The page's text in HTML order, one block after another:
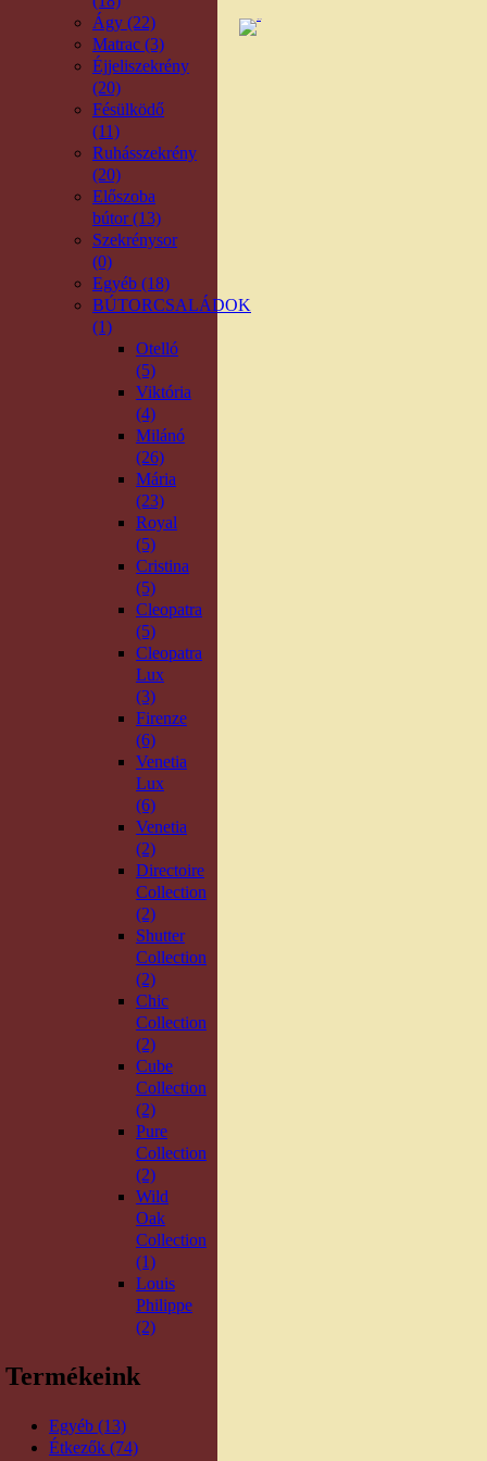
Ágy (22)
Matrac (3)
Éjjeliszekrény
(20)
Fésülködő
(11)
Ruhásszekrény
(20)
Előszoba
bútor (13)
Szekrénysor
(0)
Egyéb (18)
BÚTORCSALÁDOK
(1)
Otelló
(5)
Viktória
(4)
Milánó
(26)
Mária
(23)
Royal
(5)
Cristina
(5)
Cleopatra
(5)
Cleopatra
Lux
(3)
Firenze
(6)
Venetia
Lux
(6)
Venetia
(2)
Directoire
Collection
(2)
Shutter
Collection
(2)
Chic
Collection
(2)
Cube
Collection
(2)
Pure
Collection
(2)
Wild
Oak
Collection
(1)
Louis
Philippe
(2)
Termékeink
Egyéb (13)
Étkezők (74)